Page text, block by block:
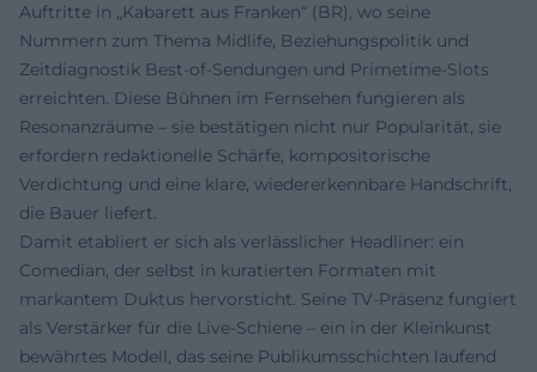
Auftritte in „Kabarett aus Franken“ (BR), wo seine
Nummern zum Thema Midlife, Beziehungspolitik und
Zeitdiagnostik Best-of-Sendungen und Primetime-Slots
erreichten. Diese Bühnen im Fernsehen fungieren als
Resonanzräume – sie bestätigen nicht nur Popularität, sie
erfordern redaktionelle Schärfe, kompositorische
Verdichtung und eine klare, wiedererkennbare Handschrift,
die Bauer liefert.
Damit etabliert er sich als verlässlicher Headliner: ein
Comedian, der selbst in kuratierten Formaten mit
markantem Duktus hervorsticht. Seine TV-Präsenz fungiert
als Verstärker für die Live-Schiene – ein in der Kleinkunst
bewährtes Modell, das seine Publikumsschichten laufend